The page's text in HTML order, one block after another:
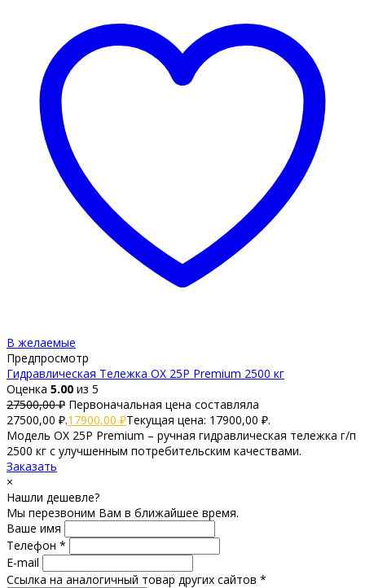
В желаемые
Предпросмотр
Гидравлическая Тележка OX 25P Premium 2500 кг
Оценка 5.00 из 5
27500,00₽ Первоначальная цена составляла
27500,00 ₽.17900,00 ₽Текущая цена: 17900,00 ₽.
Модель OX 25P Premium – ручная гидравлическая тележка г/п
2500 кг с улучшенным потребительским качествами.
Заказать
×
Нашли дешевле?
Мы перезвоним Вам в ближайшее время.
Ваше имя
Телефон *
E-mail
Ссылка на аналогичный товар других сайтов *